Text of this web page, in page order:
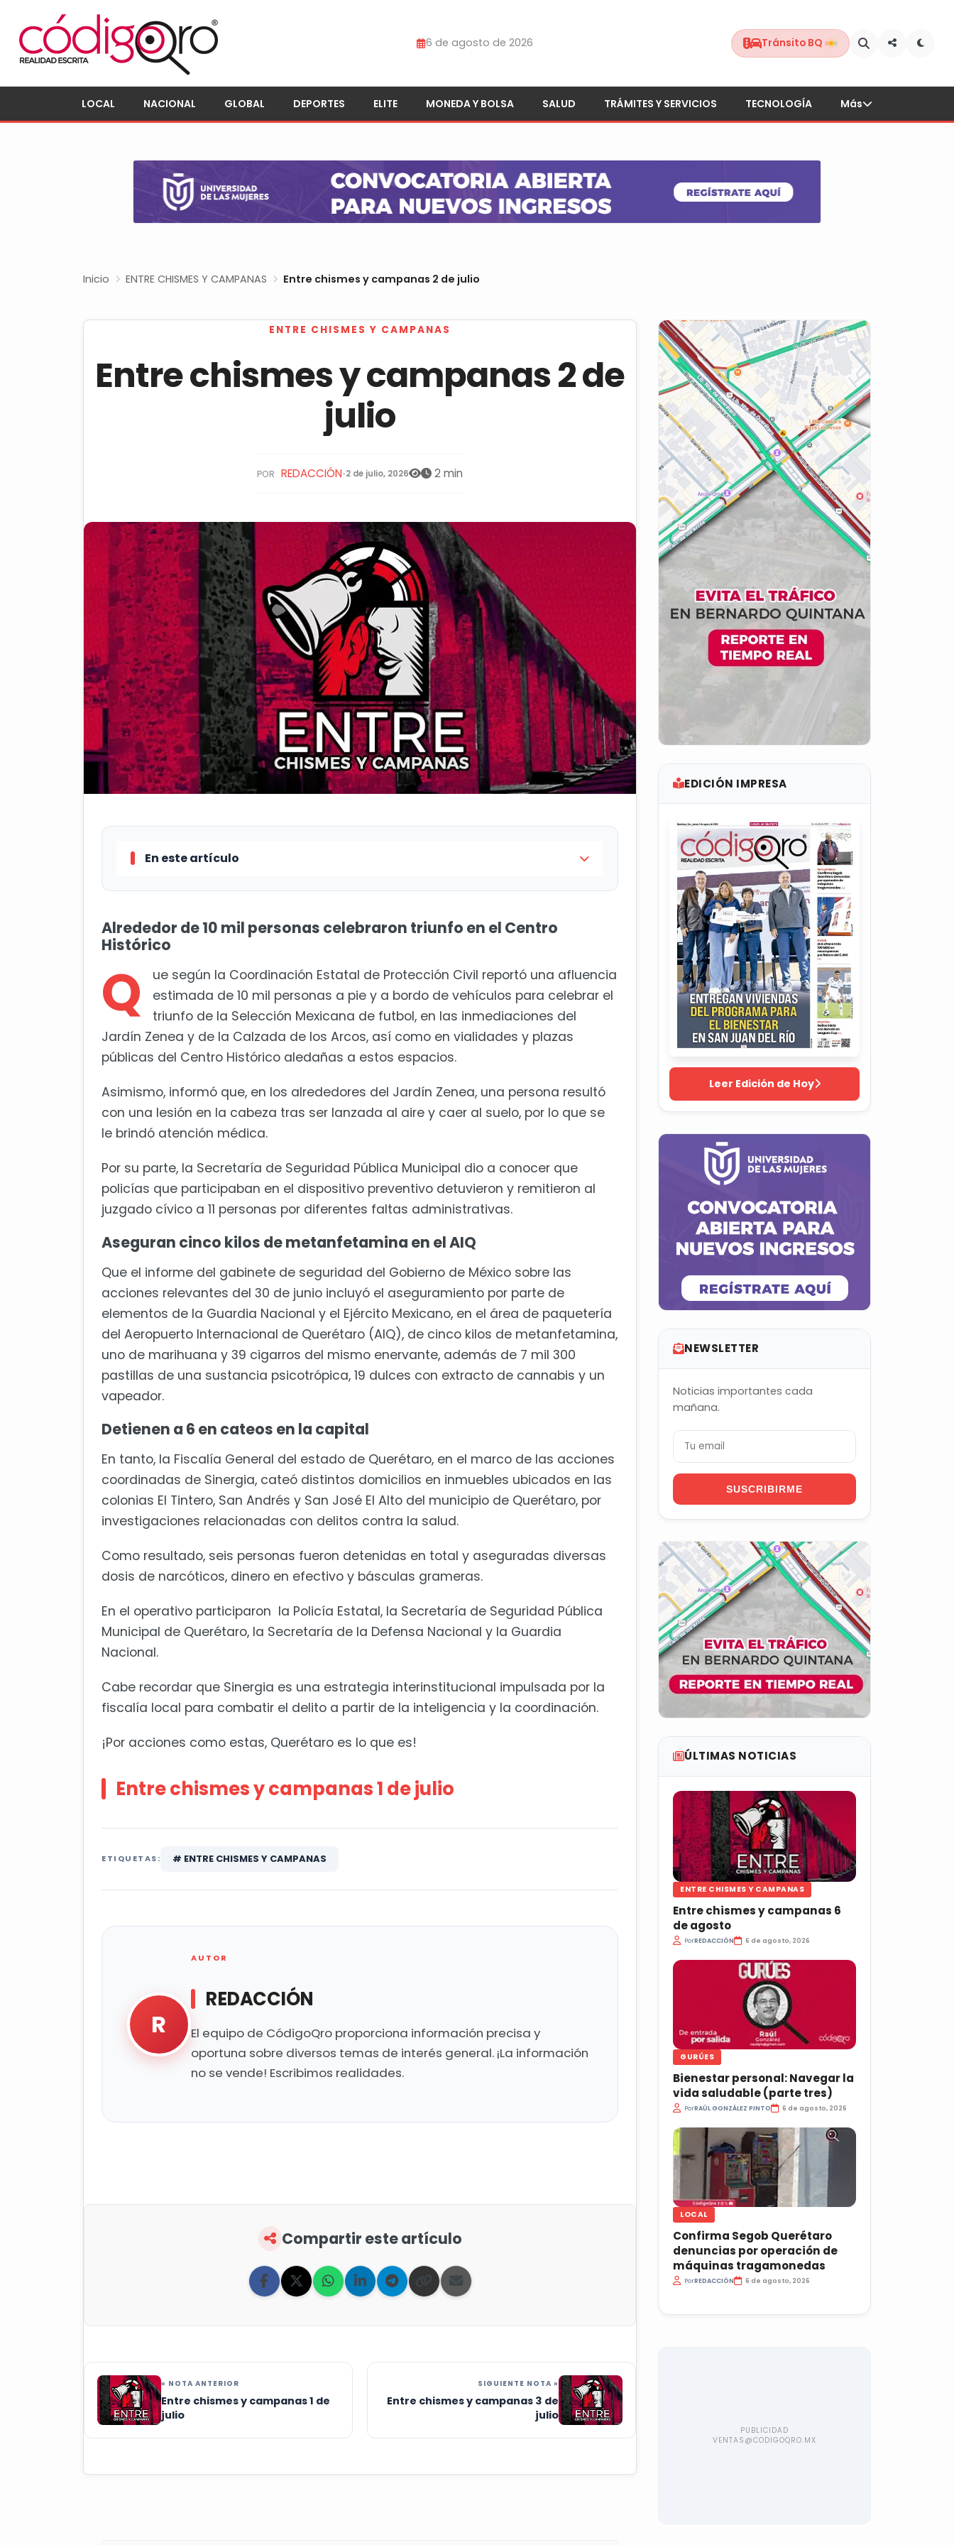
6 de agosto de 2026 Tránsito BQ
LOCAL NACIONAL GLOBAL DEPORTES ELITE MONEDA Y BOLSA SALUD TRÁMITES Y SERVICIOS TECNOLOGÍA Más
Inicio ENTRE CHISMES Y CAMPANAS Entre chismes y campanas 2 de julio
ENTRE CHISMES Y CAMPANAS
Entre chismes y campanas 2 de
julio
POR REDACCIÓN•2 de julio, 2026 2 min
En este artículo
Aseguran cinco kilos de metanfetamina en el AIQ
Entre chismes y campanas 1 de julio
Alrededor de 10 mil personas celebraron triunfo en el Centro
Histórico
Q
ue según la Coordinación Estatal de Protección Civil reportó una afluencia
estimada de 10 mil personas a pie y a bordo de vehículos para celebrar el
triunfo de la Selección Mexicana de futbol, en las inmediaciones del
Jardín Zenea y de la Calzada de los Arcos, así como en vialidades y plazas
públicas del Centro Histórico aledañas a estos espacios.
Asimismo, informó que, en los alrededores del Jardín Zenea, una persona resultó
con una lesión en la cabeza tras ser lanzada al aire y caer al suelo, por lo que se
le brindó atención médica.
Por su parte, la Secretaría de Seguridad Pública Municipal dio a conocer que
policías que participaban en el dispositivo preventivo detuvieron y remitieron al
juzgado cívico a 11 personas por diferentes faltas administrativas.
Aseguran cinco kilos de metanfetamina en el AIQ
Que el informe del gabinete de seguridad del Gobierno de México sobre las
acciones relevantes del 30 de junio incluyó el aseguramiento por parte de
elementos de la Guardia Nacional y el Ejército Mexicano, en el área de paquetería
del Aeropuerto Internacional de Querétaro (AIQ), de cinco kilos de metanfetamina,
uno de marihuana y 39 cigarros del mismo enervante, además de 7 mil 300
pastillas de una sustancia psicotrópica, 19 dulces con extracto de cannabis y un
vapeador.
Detienen a 6 en cateos en la capital
En tanto, la Fiscalía General del estado de Querétaro, en el marco de las acciones
coordinadas de Sinergia, cateó distintos domicilios en inmuebles ubicados en las
colonias El Tintero, San Andrés y San José El Alto del municipio de Querétaro, por
investigaciones relacionadas con delitos contra la salud.
Como resultado, seis personas fueron detenidas en total y aseguradas diversas
dosis de narcóticos, dinero en efectivo y básculas grameras.
En el operativo participaron la Policía Estatal, la Secretaría de Seguridad Pública
Municipal de Querétaro, la Secretaría de la Defensa Nacional y la Guardia
Nacional.
Cabe recordar que Sinergia es una estrategia interinstitucional impulsada por la
fiscalía local para combatir el delito a partir de la inteligencia y la coordinación.
¡Por acciones como estas, Querétaro es lo que es!
Entre chismes y campanas 1 de julio
ETIQUETAS: # ENTRE CHISMES Y CAMPANAS
R
AUTOR
REDACCIÓN
El equipo de CódigoQro proporciona información precisa y
oportuna sobre diversos temas de interés general. ¡La información
no se vende! Escribimos realidades.
Compartir este artículo
« NOTA ANTERIOR
Entre chismes y campanas 1 de
julio
SIGUIENTE NOTA »
Entre chismes y campanas 3 de
julio
EDICIÓN IMPRESA
Leer Edición de Hoy
NEWSLETTER
Noticias importantes cada
mañana.
SUSCRIBIRME
ÚLTIMAS NOTICIAS
ENTRE CHISMES Y CAMPANAS
Entre chismes y campanas 6
de agosto
PorREDACCIÓN 6 de agosto, 2026
GURÚES
Bienestar personal: Navegar la
vida saludable (parte tres)
PorRAÚL GONZÁLEZ PINTO 6 de agosto, 2026
LOCAL
Confirma Segob Querétaro
denuncias por operación de
máquinas tragamonedas
PorREDACCIÓN 6 de agosto, 2026